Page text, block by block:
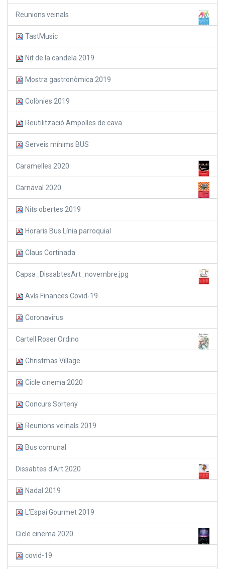
Reunions veinals
TastMusic
Nit de la candela 2019
Mostra gastronòmica 2019
Colònies 2019
Reutilització Ampolles de cava
Serveis mínims BUS
Caramelles 2020
Carnaval 2020
Nits obertes 2019
Horaris Bus Línia parroquial
Claus Cortinada
Capsa_DissabtesArt_novembre.jpg
Avís Finances Covid-19
Coronavirus
Cartell Roser Ordino
Christmas Village
Cicle cinema 2020
Concurs Sorteny
Reunions veïnals 2019
Bus comunal
Dissabtes d'Art 2020
Nadal 2019
L'Espai Gourmet 2019
Cicle cinema 2020
covid-19